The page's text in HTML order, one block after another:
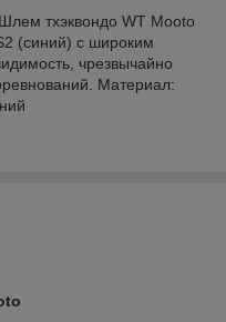
тхэквондо WT Mooto
(синий) с широким
чрезвычайно
Материал: